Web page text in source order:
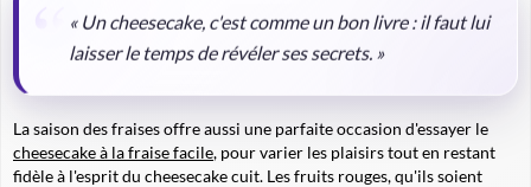
« Un cheesecake, c'est comme un bon livre : il faut lui
laisser le temps de révéler ses secrets. »
La saison des fraises offre aussi une parfaite occasion d'essayer le
cheesecake à la fraise facile, pour varier les plaisirs tout en restant
fidèle à l'esprit du cheesecake cuit. Les fruits rouges, qu'ils soient